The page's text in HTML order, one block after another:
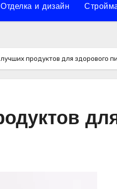
Отделка и дизайн
продуктов для здорового